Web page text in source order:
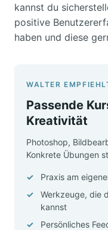
kannst du
positive
haben und diese
WALTER
Passende
Kreativität
Photoshop,
Konkrete Übungen
Praxis am
Werkzeuge, die
kannst
Persönliches